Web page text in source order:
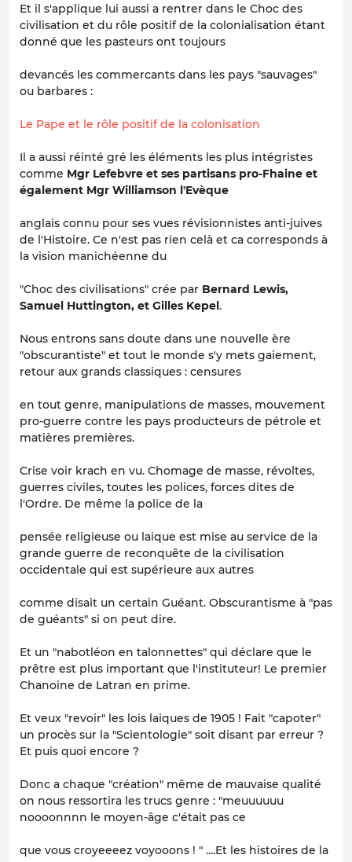
Et il s'applique lui aussi a rentrer dans le Choc des
civilisation et du rôle positif de la colonialisation étant
donné que les pasteurs ont toujours
devancés les commercants dans les pays "sauvages"
ou barbares :
Le Pape et le rôle positif de la colonisation
Il a aussi réinté gré les éléments les plus intégristes
comme Mgr Lefebvre et ses partisans pro-Fhaine et
également Mgr Williamson l'Evèque
anglais connu pour ses vues révisionnistes anti-juives
de l'Histoire. Ce n'est pas rien celà et ca corresponds à
la vision manichéenne du
"Choc des civilisations" crée par Bernard Lewis,
Samuel Huttington, et Gilles Kepel.
Nous entrons sans doute dans une nouvelle ère
"obscurantiste" et tout le monde s'y mets gaiement,
retour aux grands classiques : censures
en tout genre, manipulations de masses, mouvement
pro-guerre contre les pays producteurs de pétrole et
matières premières.
Crise voir krach en vu. Chomage de masse, révoltes,
guerres civiles, toutes les polices, forces dites de
l'Ordre. De même la police de la
pensée religieuse ou laique est mise au service de la
grande guerre de reconquête de la civilisation
occidentale qui est supérieure aux autres
comme disait un certain Guéant. Obscurantisme à "pas
de guéants" si on peut dire.
Et un "nabotléon en talonnettes" qui déclare que le
prêtre est plus important que l'instituteur! Le premier
Chanoine de Latran en prime.
Et veux "revoir" les lois laiques de 1905 ! Fait "capoter"
un procès sur la "Scientologie" soit disant par erreur ?
Et puis quoi encore ?
Donc a chaque "création" même de mauvaise qualité
on nous ressortira les trucs genre : "meuuuuuu
noooonnnn le moyen-âge c'était pas ce
que vous croyeeeez voyooons ! " ....Et les histoires de la